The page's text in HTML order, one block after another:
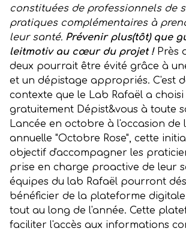
constituées de professionnels de
pratiques complémentaires à
leur santé. Prévenir plus(tôt) que
leitmotiv au cœur du projet !Près
deux pourrait être évité grâce à
et un dépistage appropriés. C'est
contexte que le Lab Rafaël a
gratuitement Dépist&vous à toute
Lancée en octobre à l'occasion de
annuelle "Octobre Rose", cette
objectif d'accompagner les
prise en charge proactive de leur
équipes du lab Rafaël pourront
bénéficier de la plateforme digitale
tout au long de l'année. Cette
faciliter l'accès aux informations